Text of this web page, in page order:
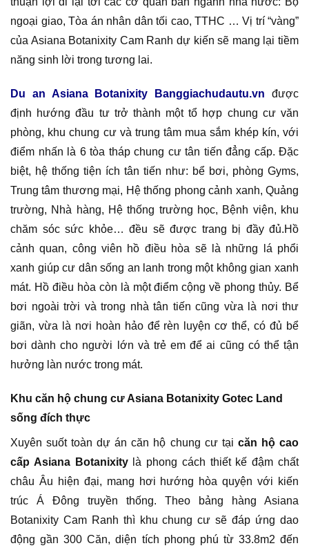
ngoại giao, Tòa án nhân dân tối cao, TTHC … Vị trí “vàng”
của Asiana Botanixity Cam Ranh dự kiến sẽ mang lại tiềm
năng sinh lời trong tương lai.
Du an Asiana Botanixity Banggiachudautu.vn được
định hướng đầu tư trở thành một tổ hợp chung cư văn
phòng, khu chung cư và trung tâm mua sắm khép kín, với
điểm nhấn là 6 tòa tháp chung cư tân tiến đẳng cấp. Đặc
biệt, hệ thống tiện ích tân tiến như: bể bơi, phòng Gyms,
Trung tâm thương mại, Hệ thống phong cảnh xanh, Quảng
trường, Nhà hàng, Hệ thống trường học, Bệnh viện, khu
chăm sóc sức khỏe… đều sẽ được trang bị đầy đủ.Hồ
cảnh quan, công viên hồ điều hòa sẽ là những lá phổi
xanh giúp cư dân sống an lanh trong một không gian xanh
mát. Hồ điều hòa còn là một điểm cộng về phong thủy. Bể
bơi ngoài trời và trong nhà tân tiến cũng vừa là nơi thư
giãn, vừa là nơi hoàn hảo để rèn luyện cơ thể, có đủ bể
bơi dành cho người lớn và trẻ em để ai cũng có thể tận
hưởng làn nước trong mát.
Khu căn hộ chung cư Asiana Botanixity Gotec Land
sống đích thực
Xuyên suốt toàn dự án căn hộ chung cư tại căn hộ cao
cấp Asiana Botanixitylà phong cách thiết kế đậm chất
châu Âu hiện đại, mang hơi hướng hòa quyện với kiến
trúc Á Đông truyền thống. Theo bảng hàng Asiana
Botanixity Cam Ranh thì khu chung cư sẽ đáp ứng dao
động gần 300 Căn, diện tích phong phú từ 33.8m2 đến